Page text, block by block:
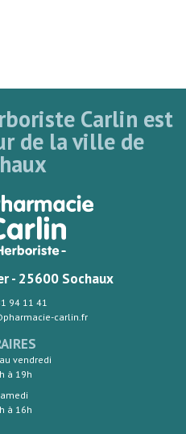
Carlin est
de la ville de
- 25600 Sochaux
94 11 41
carlin.fr
vendredi
à 19h
à 16h